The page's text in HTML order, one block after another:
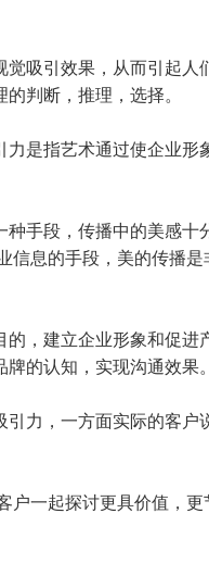
吸引效果，从而引起人
判断，推理，选择。
是指艺术通过使企业形
手段，传播中的美感十
信息的手段，美的传播
，建立企业形象和促进
的认知，实现沟通效果
力，一方面实际的客户
户一起探讨更具价值，